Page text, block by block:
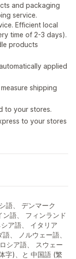
and packaging
service.
Efficient local
time of 2-3 days).
products
applied
shipping
to your stores.
to your stores
語、 デンマーク
語、 フィンランド
ア語、 イタリア
、 ノルウェー語、
シア語、 スウェー
字)、と 中国語 (繁